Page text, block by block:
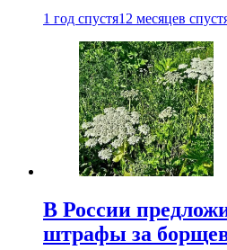
1 год спустя12 месяцев
В России
штрафы за